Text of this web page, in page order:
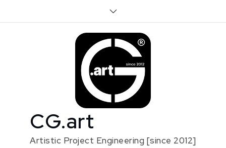
CG.art
Artistic Project Engineering [since 2012]